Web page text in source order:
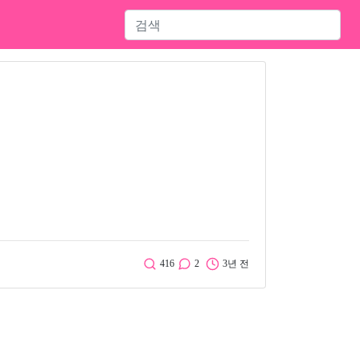
416 2 3년 전